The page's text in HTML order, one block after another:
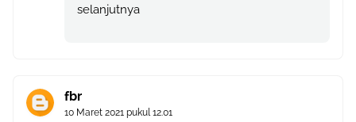
selanjutnya
fbr
10 Maret 2021 pukul 12.01